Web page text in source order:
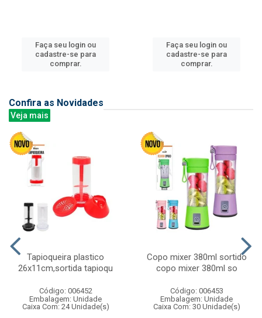
Faça seu login ou
cadastre-se para
comprar.
Faça seu login ou
cadastre-se para
comprar.
Confira as Novidades
Veja mais
Tapioqueira plastico
26x11cm,sortida tapioqu
Código: 006452
Embalagem: Unidade
Caixa Com: 24 Unidade(s)
Copo mixer 380ml sortido
copo mixer 380ml so
Código: 006453
Embalagem: Unidade
Caixa Com: 30 Unidade(s)